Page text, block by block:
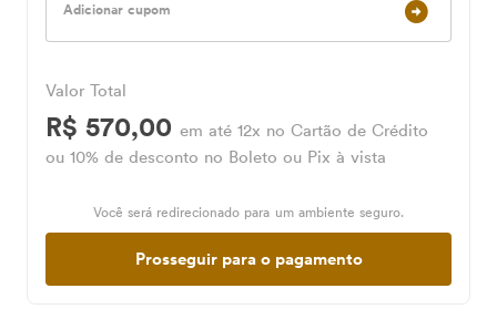
Adicionar cupom
Valor Total
R$ 570,00em até 12x no Cartão de Crédito
ou 10% de desconto no Boleto ou Pix à vista
Você será redirecionado para um ambiente seguro.
Prosseguir para o pagamento